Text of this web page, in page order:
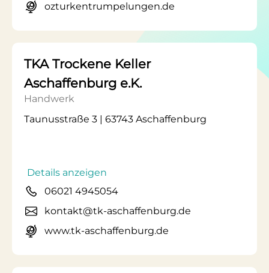
ozturkentrumpelungen.de
TKA Trockene Keller
Aschaffenburg e.K.
Handwerk
Taunusstraße 3 | 63743 Aschaffenburg
Details anzeigen
06021 4945054
kontakt@tk-aschaffenburg.de
www.tk-aschaffenburg.de